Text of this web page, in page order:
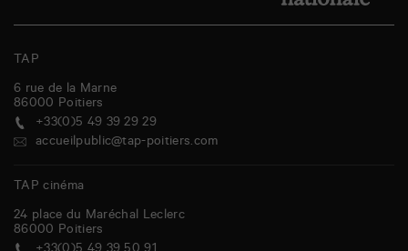
TAP
6 rue de la Marne
86000 Poitiers
+33(0)5 49 39 29 29
accueilpublic@tap-poitiers.com
TAP cinéma
24 place du Maréchal Leclerc
86000 Poitiers